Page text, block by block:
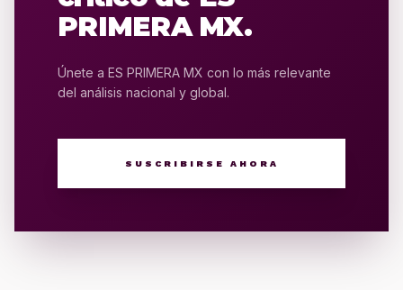
PRIMERA MX.
Únete a ES PRIMERA MX con lo más relevante
del análisis nacional y global.
SUSCRIBIRSE AHORA